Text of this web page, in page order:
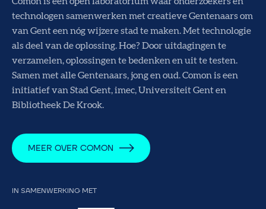
technologen samenwerken met creatieve Gentenaars om
van Gent een nóg wijzere stad te maken. Met technologie
als deel van de oplossing. Hoe? Door uitdagingen te
verzamelen, oplossingen te bedenken en uit te testen.
Samen met alle Gentenaars, jong en oud. Comon is een
initiatief van Stad Gent, imec, Universiteit Gent en
Bibliotheek De Krook.
MEER OVER COMON
IN SAMENWERKING MET